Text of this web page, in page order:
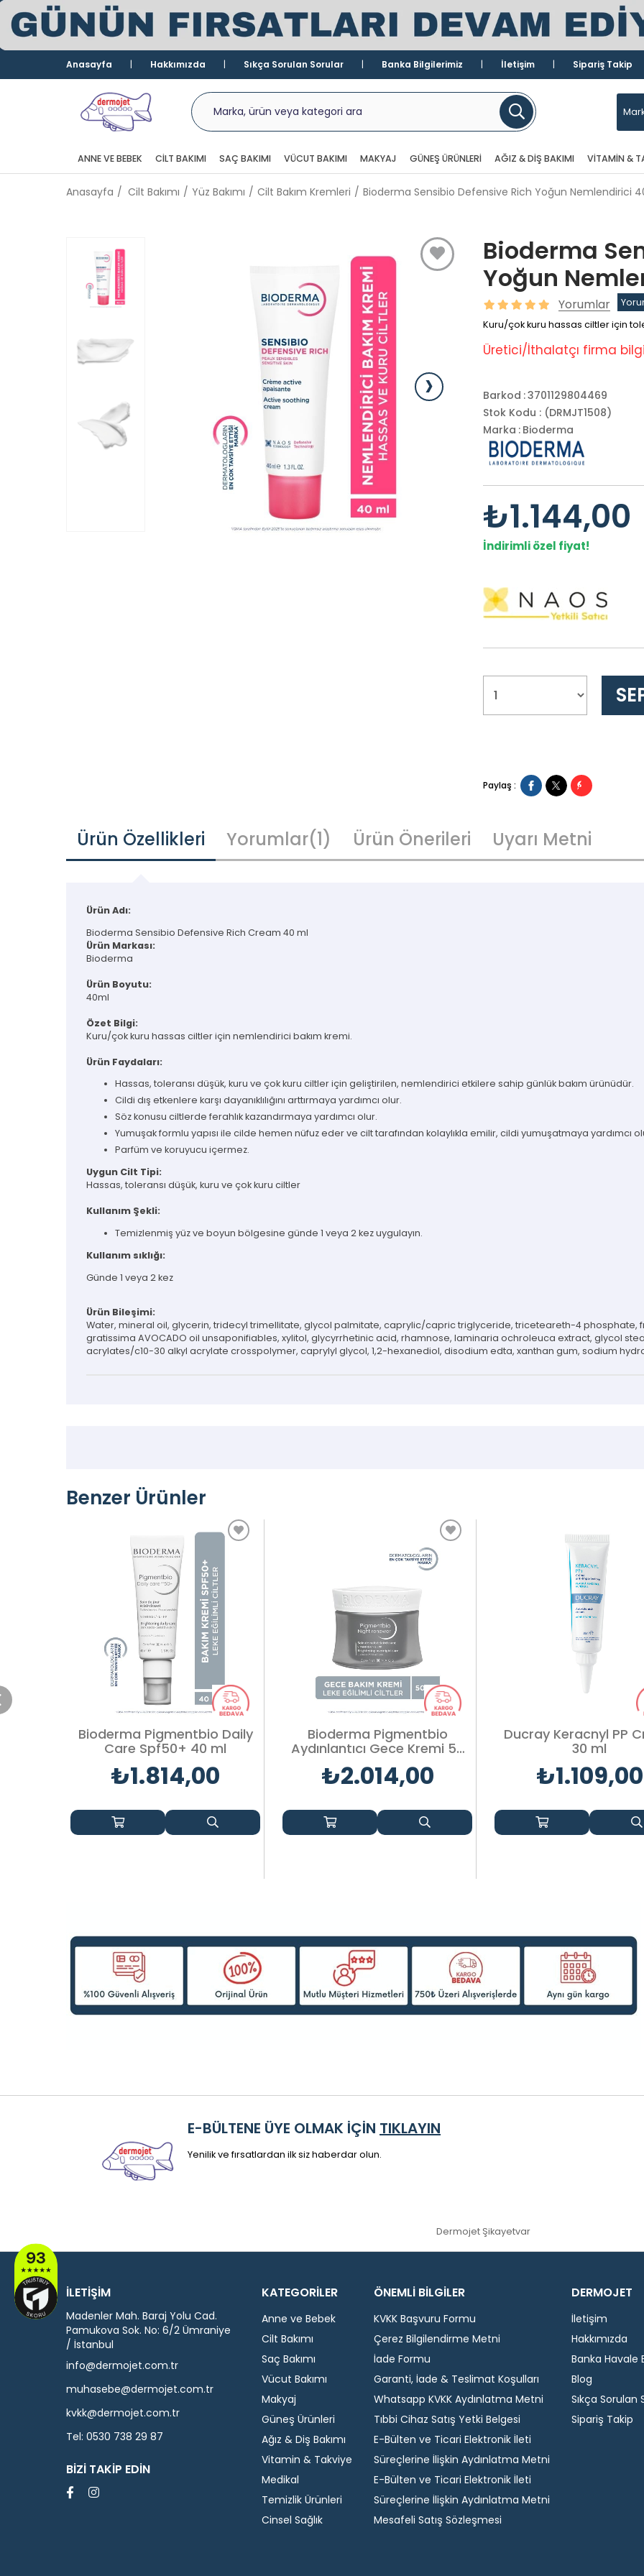
Anasayfa Hakkımızda Sıkça Sorulan Sorular Banka Bilgilerimiz İletişim Sipariş Takip
ANNE VE BEBEK CILT BAKIMI SAÇ BAKIMI VÜCUT BAKIMI MAKYAJ GÜNEŞ ÜRÜNLERI AĞIZ & DIŞ BAKIMI VITAMIN &
Anasayfa Cilt Bakımı Yüz Bakımı Cilt Bakım Kremleri Bioderma Sensibio Defensive Rich Yoğun Nemlendirici
›
Bioderma
Yoğun
Yorumlar
Kuru/çok kuru hassas ciltler için
Üretici/İthalatçı firma
Barkod :3701129804469
Stok Kodu
(DRMJT1508)
Marka : Bioderma
₺1.144,00
İndirimli özel fiyat!
Paylaş :
Ürün Özellikleri Yorumlar(1) Ürün Önerileri Uyarı Metni
Ürün Adı:
Bioderma Sensibio Defensive Rich Cream 40 ml
Ürün Markası:
Bioderma
Ürün Boyutu:
40ml
Özet Bilgi:
Kuru/çok kuru hassas ciltler için nemlendirici bakım kremi.
Ürün Faydaları:
Hassas, toleransı düşük, kuru ve çok kuru ciltler için geliştirilen, nemlendirici etkilere sahip günlük bakım ürünüdür.
Cildi dış etkenlere karşı dayanıklılığını arttırmaya yardımcı olur.
Söz konusu ciltlerde ferahlık kazandırmaya yardımcı olur.
Yumuşak formlu yapısı ile cilde hemen nüfuz eder ve cilt tarafından kolaylıkla emilir, cildi yumuşatmaya yardımcı
Parfüm ve koruyucu içermez.
Uygun Cilt Tipi:
Hassas, toleransı düşük, kuru ve çok kuru ciltler
Kullanım Şekli:
Temizlenmiş yüz ve boyun bölgesine günde 1 veya 2 kez uygulayın.
Kullanım sıklığı:
Günde 1 veya 2 kez
Ürün Bileşimi:
Water, mineral oil, glycerin, tridecyl trimellitate, glycol palmitate, caprylic/capric triglyceride, triceteareth-4
gratissima AVOCADO oil unsaponifiables, xylitol, glycyrrhetinic acid, rhamnose, laminaria ochroleuca extract, glycol
acrylates/c10-30 alkyl acrylate crosspolymer, caprylyl glycol, 1,2-hexanediol, disodium edta, xanthan gum, sodium
Benzer Ürünler
Bioderma Pigmentbio Daily
Care Spf50+ 40 ml
₺1.814,00
Bioderma Pigmentbio
Aydınlantıcı Gece Kremi 50
ml
₺2.014,00
Ducray Keracnyl PP
30 ml
₺1.109,00
E-BÜLTENE ÜYE OLMAK İÇİN TIKLAYIN
Yenilik ve fırsatlardan ilk siz haberdar olun.
Dermojet Şikayetvar
İLETİŞİM
Madenler Mah. Baraj Yolu Cad.
Pamukova Sok. No: 6/2 Ümraniye
/ İstanbul
info@dermojet.com.tr
muhasebe@dermojet.com.tr
kvkk@dermojet.com.tr
Tel: 0530 738 29 87
BIZI TAKIP EDIN
KATEGORİLER
Anne ve Bebek
Cilt Bakımı
Saç Bakımı
Vücut Bakımı
Makyaj
Güneş Ürünleri
Ağız & Diş Bakımı
Vitamin & Takviye
Medikal
Temizlik Ürünleri
Cinsel Sağlık
ÖNEMLİ BİLGİLER
KVKK Başvuru Formu
Çerez Bilgilendirme Metni
İade Formu
Garanti, İade & Teslimat Koşulları
Whatsapp KVKK Aydınlatma Metni
Tıbbi Cihaz Satış Yetki Belgesi
E-Bülten ve Ticari Elektronik İleti
Süreçlerine İlişkin Aydınlatma Metni
E-Bülten ve Ticari Elektronik İleti
Süreçlerine İlişkin Aydınlatma Metni
Mesafeli Satış Sözleşmesi
DERMOJET
İletişim
Hakkımızda
Banka Havale
Blog
Sıkça Sorulan
Sipariş Takip